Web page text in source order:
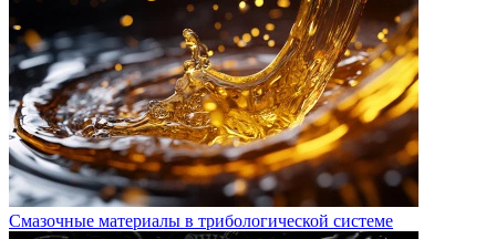
Смазочные материалы в трибологической системе